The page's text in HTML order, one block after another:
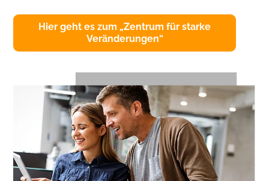
Hier geht es zum „Zentrum für starke
Veränderungen“